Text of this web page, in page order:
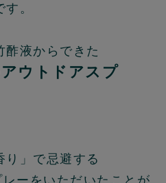
。
酢液からできた
ウトドアスプ
り」で忌避する